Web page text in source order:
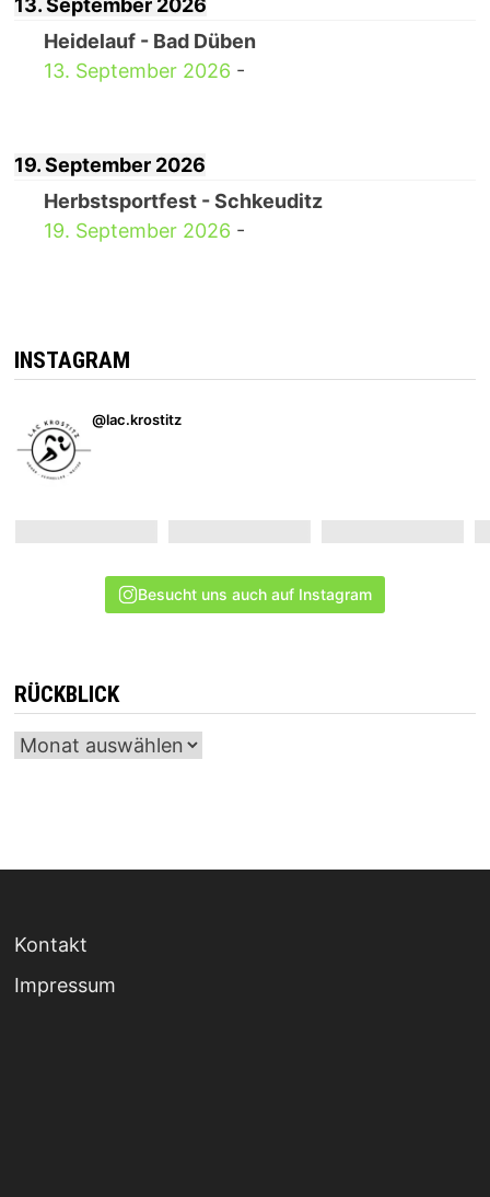
13. September 2026
Heidelauf - Bad Düben
13. September 2026 -
19. September 2026
Herbstsportfest - Schkeuditz
19. September 2026 -
INSTAGRAM
@lac.krostitz
Besucht uns auch auf Instagram
RÜCKBLICK
Archiv
Kontakt
Impressum